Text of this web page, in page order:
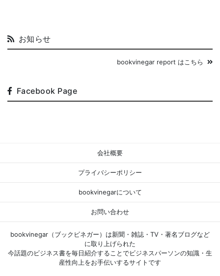
お知らせ
bookvinegar report はこちら
Facebook Page
会社概要
プライバシーポリシー
bookvinegarについて
お問い合わせ
bookvinegar（ブックビネガー）は新聞・雑誌・TV・著名ブログなど
に取り上げられた
今話題のビジネス書を毎日紹介することでビジネスパーソンの知識・生
産性向上をお手伝いするサイトです